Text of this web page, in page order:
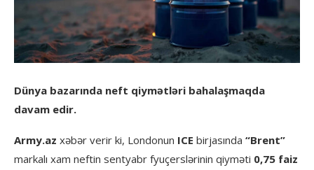
Dünya bazarında neft qiymətləri bahalaşmaqda
davam edir.
Army.az xəbər verir ki, Londonun ICE birjasında “Brent”
markalı xam neftin sentyabr fyuçerslərinin qiyməti 0,75 faiz